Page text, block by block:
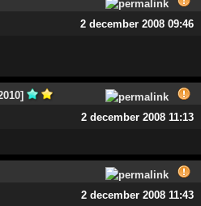
2 december 2008 09:46
2 december 2008 11:13
2 december 2008 11:43